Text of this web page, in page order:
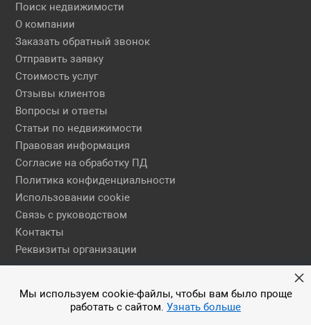
Поиск недвижимости
О компании
Заказать обратный звонок
Отправить заявку
Стоимость услуг
Отзывы клиентов
Вопросы и ответы
Статьи по недвижимости
Правовая информация
Согласие на обработку ПД
Политика конфиденциальности
Использовании cookie
Связь с руководством
Контакты
Реквизиты организации
Правовая информация
© 2026 АН ЕГСН
Мы используем cookie-файлы, чтобы вам было проще
работать с сайтом. Узнать больше